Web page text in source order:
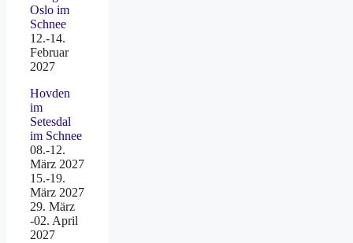
Oslo im
Schnee
12.-14.
Februar
2027
Hovden
im
Setesdal
im Schnee
08.-12.
März 2027
15.-19.
März 2027
29. März
-02. April
2027